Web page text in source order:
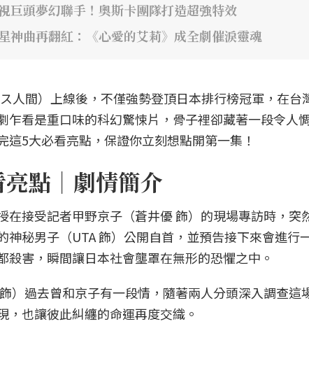
巨頭夢幻聯手！奧斯卡團隊打造超強特效
神曲再翻紅：《心愛的艾莉》成全劇催淚靈魂
人間）上線後，不僅強勢登頂日本排行榜冠軍，在台
乍看是重口味的科幻驚悚片，骨子裡卻藏著一段令人
5大必看亮點，保證你立刻想點開第一集！
亮點｜劇情簡介
在接受記者甲野京子（蒼井優 飾）的現場專訪時，突
秘男子（UTA 飾）公開自首，並預告接下來會進行
害，瞬間讓日本社會壟罩在無形的恐懼之中。
）過去曾和京子有一段情，隨著兩人分頭深入調查這
也讓彼此糾纏的命運再度交織。